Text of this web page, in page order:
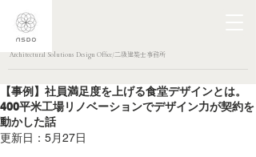
Architectural Solutions Design Office/二級建築士事務所
【事例】社員満足度を上げる食堂デザインとは。
400平米工場リノベーションでデザイン力が契約を
動かした話
更新日： 5月27日